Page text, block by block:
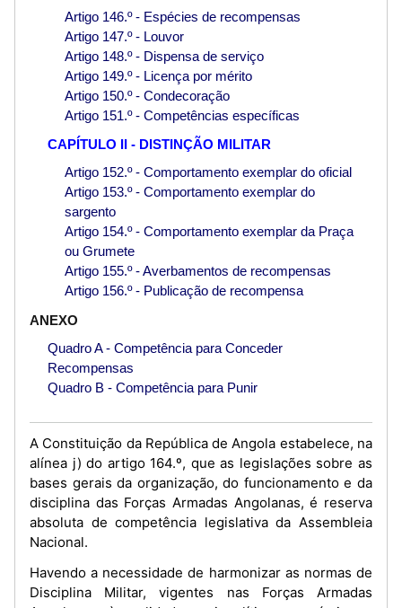
Artigo 146.º - Espécies de recompensas
Artigo 147.º - Louvor
Artigo 148.º - Dispensa de serviço
Artigo 149.º - Licença por mérito
Artigo 150.º - Condecoração
Artigo 151.º - Competências específicas
CAPÍTULO II - DISTINÇÃO MILITAR
Artigo 152.º - Comportamento exemplar do oficial
Artigo 153.º - Comportamento exemplar do
sargento
Artigo 154.º - Comportamento exemplar da Praça
ou Grumete
Artigo 155.º - Averbamentos de recompensas
Artigo 156.º - Publicação de recompensa
ANEXO
Quadro A - Competência para Conceder
Recompensas
Quadro B - Competência para Punir
A Constituição da República de Angola estabelece, na
alínea j) do artigo 164.º, que as legislações sobre as
bases gerais da organização, do funcionamento e da
disciplina das Forças Armadas Angolanas, é reserva
absoluta de competência legislativa da Assembleia
Nacional.
Havendo a necessidade de harmonizar as normas de
Disciplina Militar, vigentes nas Forças Armadas